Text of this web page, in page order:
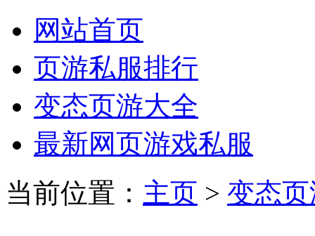
网站首页
页游私服排行
变态页游大全
最新网页游戏私服
当前位置： 主页 > 变态